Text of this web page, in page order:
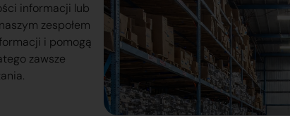
informacji lub
zespołem
i pomogą
zawsze